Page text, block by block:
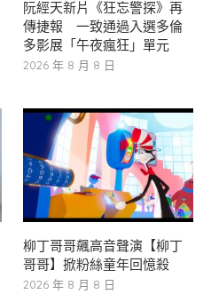
阮經天新片《狂忘警探》再
傳捷報 一致通過入選多倫
多影展「午夜瘋狂」單元
2026 年 8 月 8 日
柳丁哥哥飆高音聲演【柳丁
哥哥】掀粉絲童年回憶殺
2026 年 8 月 8 日